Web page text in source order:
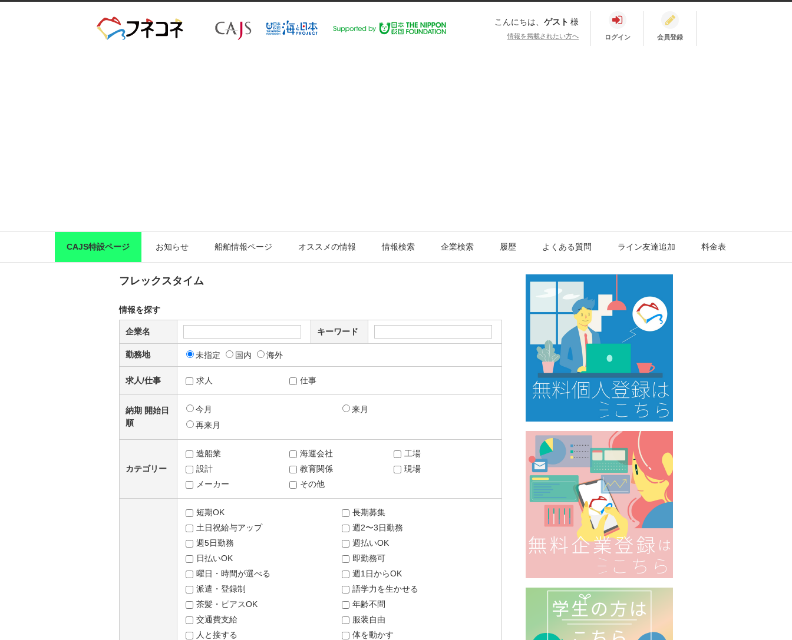
こんにちは、 ゲスト 様
情報を掲載されたい方へ ログイン 会員登録
CAJS特設ページ お知らせ 船舶情報ページ オススメの情報 情報検索 企業検索 履歴 よくある質問 ライン友達追加 料金表
フレックスタイム
情報を探す
企業名 キーワード
勤務地 未指定 国内 海外
求人/仕事 求人 仕事
納期 開始日
順
今月
来月
再来月
カテゴリー
造船業 海運会社
工場
設計
教育関係
現場
メーカー
その他
短期OK
長期募集
土日祝給与アップ
週2〜3日勤務
週5日勤務
週払いOK
日払いOK
即勤務可
曜日・時間が選べる
週1日からOK
派遣・登録制
語学力を生かせる
茶髪・ピアスOK
年齢不問
交通費支給
服装自由
人と接する
体を動かす